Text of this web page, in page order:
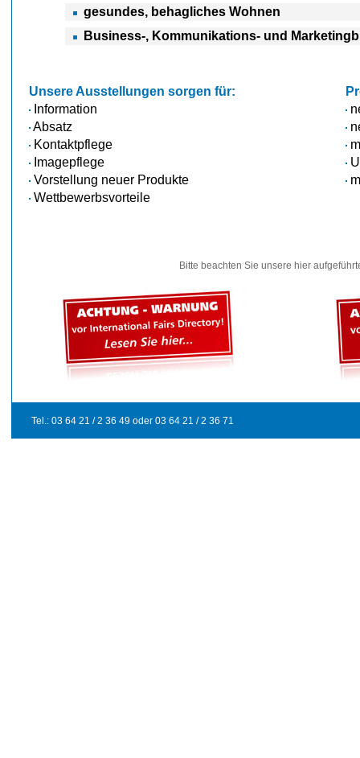
gesundes, behagliches Wohnen
Business-, Kommunikations- und
Unsere Ausstellungen sorgen für:
Information
Absatz
Kontaktpflege
Imagepflege
Vorstellung neuer Produkte
Wettbewerbsvorteile
Bitte beachten Sie unsere hier
Tel.: 03 64 21 / 2 36 49 oder 03 64 21 / 2 36 71